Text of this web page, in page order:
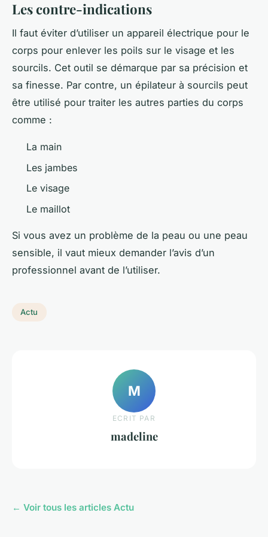
Les contre-indications
Il faut éviter d’utiliser un appareil électrique pour le
corps pour enlever les poils sur le visage et les
sourcils. Cet outil se démarque par sa précision et
sa finesse. Par contre, un épilateur à sourcils peut
être utilisé pour traiter les autres parties du corps
comme :
La main
Les jambes
Le visage
Le maillot
Si vous avez un problème de la peau ou une peau
sensible, il vaut mieux demander l’avis d’un
professionnel avant de l’utiliser.
Actu
M
ECRIT PAR
madeline
← Voir tous les articles Actu